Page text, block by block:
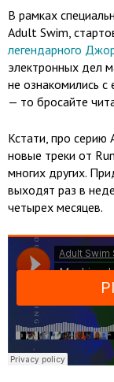
В рамках
Adult Swim,
легендарного
электронных дел
не ознакомились
— то бросайте
Кстати, про
новые треки от
многих других.
выходят раз в
четырех месяцев.